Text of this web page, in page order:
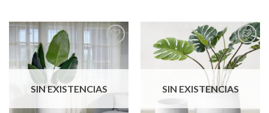
SIN EXISTENCIAS SIN EXISTENCIAS